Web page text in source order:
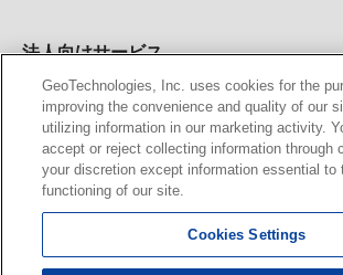
法人向けサービス
法人向け地図・位置情報サービス WEBサイ
図API Windows PC向け地図開発キット
サービス
MAP WORLD+ トリマ広告 Geo-
カーナビ地図更新サービス
MapFan スマートメンバーズ
GeoTechnologies, Inc. uses cookies for the
improving the convenience and quality of our
utilizing information in our marketing activity.
accept or reject collecting information through
your discretion except information essential to
functioning of our site.
Cookies Settings